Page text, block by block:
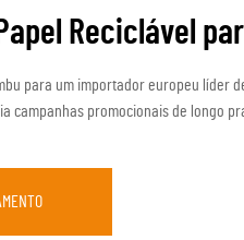
Reciclável
para um importador europeu líder
campanhas promocionais de longo